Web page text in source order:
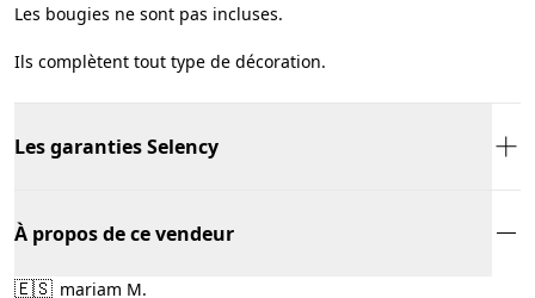
Les bougies ne sont pas incluses.
Ils complètent tout type de décoration.
Les garanties Selency
À propos de ce vendeur
🇪🇸 mariam M.